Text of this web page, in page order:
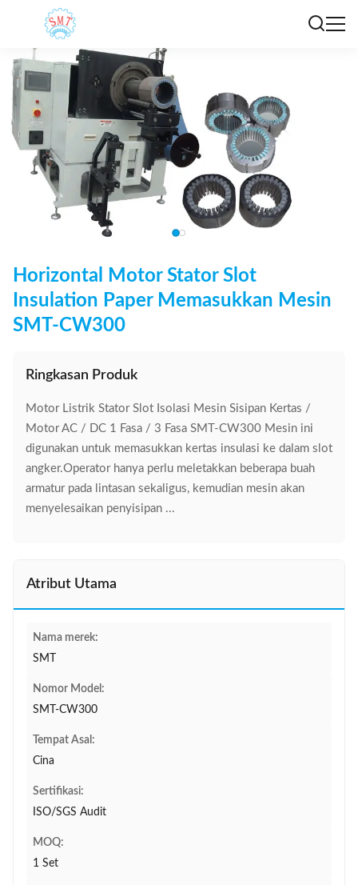
Horizontal Motor Stator Slot
Insulation Paper Memasukkan Mesin
SMT-CW300
Ringkasan Produk
Motor Listrik Stator Slot Isolasi Mesin Sisipan Kertas /
Motor AC / DC 1 Fasa / 3 Fasa SMT-CW300 Mesin ini
digunakan untuk memasukkan kertas insulasi ke dalam slot
angker.Operator hanya perlu meletakkan beberapa buah
armatur pada lintasan sekaligus, kemudian mesin akan
menyelesaikan penyisipan ...
Atribut Utama
Nama merek:
SMT
Nomor Model:
SMT-CW300
Tempat Asal:
Cina
Sertifikasi:
ISO/SGS Audit
MOQ:
1 Set